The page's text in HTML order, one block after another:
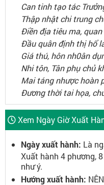
Can tinh tạo tác
Thập nhật chi trung
Điền địa tiêu ma,
Đầu quân định thị hổ
Giá thú, hôn nh0ân
Nhi tôn, Tân phụ chủ
Mai táng nhược hoàn
Đương thời tai họa,
Xem Ngày Giờ Xuất
Ngày xuất hành: Là
Xuất hành 4 phương,
như ý.
Hướng xuất hành: